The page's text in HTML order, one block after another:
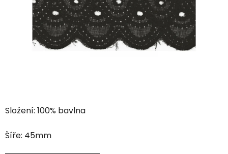
Složení: 100% bavlna
Šíře: 45mm
hviezdičiek.